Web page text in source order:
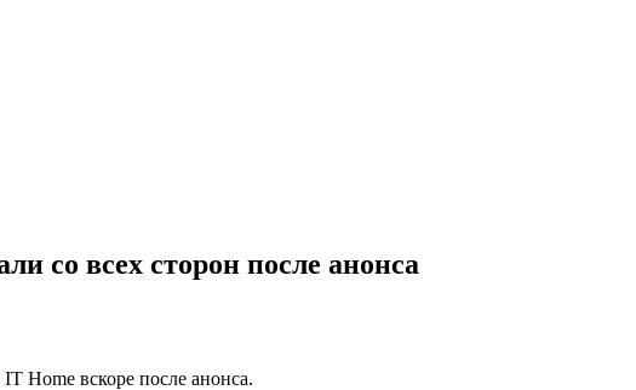
со всех сторон после анонса
Home вскоре после анонса.